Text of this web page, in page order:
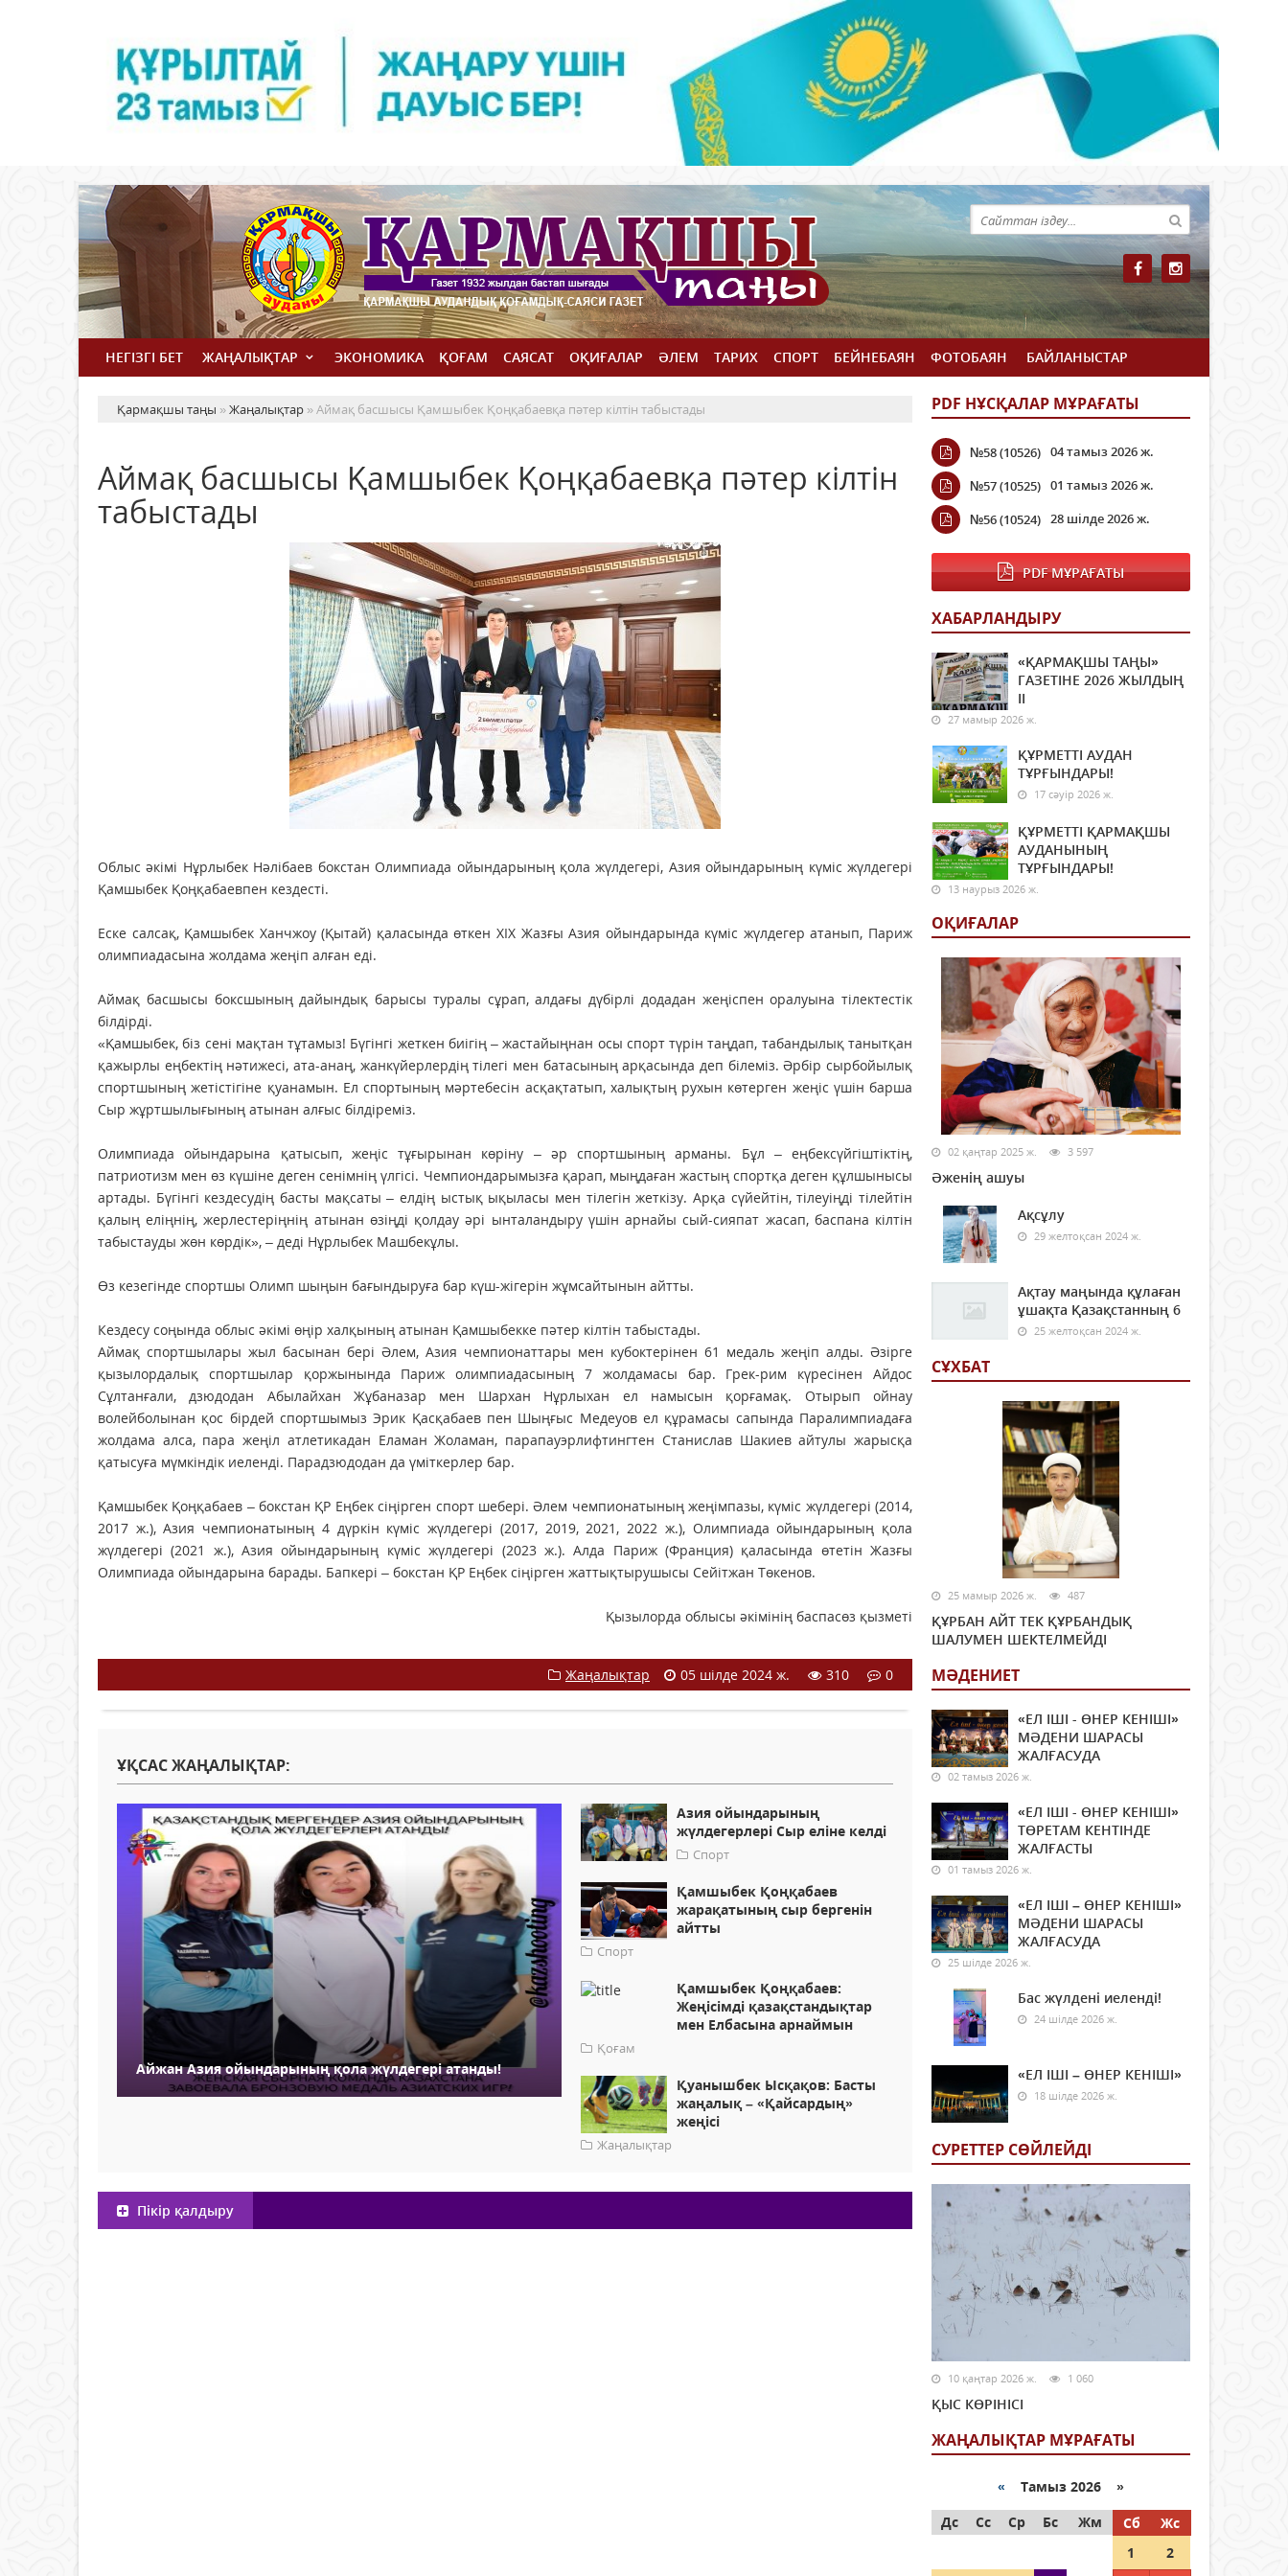
НЕГІЗГІ БЕТ ЖАҢАЛЫҚТАР ЭКОНОМИКА ҚОҒАМ САЯСАТ ОҚИҒАЛАР ӘЛЕМ ТАРИХ СПОРТ БЕЙНЕБАЯН ФОТОБАЯН БАЙЛАНЫСТАР
Қармақшы таңы »Жаңалықтар » Аймақ басшысы Қамшыбек Қоңқабаевқа пәтер кілтін табыстады
Аймақ басшысы Қамшыбек Қоңқабаевқа пәтер кілтін
табыстады
Облыс әкімі Нұрлыбек Нәлібаев бокстан Олимпиада ойындарының қола жүлдегері, Азия ойындарының күміс жүлдегері
Қамшыбек Қоңқабаевпен кездесті.
Еске салсақ, Қамшыбек Ханчжоу (Қытай) қаласында өткен ХІХ Жазғы Азия ойындарында күміс жүлдегер атанып, Париж
олимпиадасына жолдама жеңіп алған еді.
Аймақ басшысы боксшының дайындық барысы туралы сұрап, алдағы дүбірлі додадан жеңіспен оралуына тілектестік
білдірді.
«Қамшыбек, біз сені мақтан тұтамыз! Бүгінгі жеткен биігің – жастайыңнан осы спорт түрін таңдап, табандылық танытқан
қажырлы еңбектің нәтижесі, ата-анаң, жанкүйерлердің тілегі мен батасының арқасында деп білеміз. Әрбір сырбойылық
спортшының жетістігіне қуанамын. Ел спортының мәртебесін асқақтатып, халықтың рухын көтерген жеңіс үшін барша
Сыр жұртшылығының атынан алғыс білдіреміз.
Олимпиада ойындарына қатысып, жеңіс тұғырынан көріну – әр спортшының арманы. Бұл – еңбексүйгіштіктің,
патриотизм мен өз күшіне деген сенімнің үлгісі. Чемпиондарымызға қарап, мыңдаған жастың спортқа деген құлшынысы
артады. Бүгінгі кездесудің басты мақсаты – елдің ыстық ықыласы мен тілегін жеткізу. Арқа сүйейтін, тілеуіңді тілейтін
қалың еліңнің, жерлестеріңнің атынан өзіңді қолдау әрі ынталандыру үшін арнайы сый-сияпат жасап, баспана кілтін
табыстауды жөн көрдік», – деді Нұрлыбек Машбекұлы.
Өз кезегінде спортшы Олимп шыңын бағындыруға бар күш-жігерін жұмсайтынын айтты.
Кездесу соңында облыс әкімі өңір халқының атынан Қамшыбекке пәтер кілтін табыстады.
Аймақ спортшылары жыл басынан бері Әлем, Азия чемпионаттары мен кубоктерінен 61 медаль жеңіп алды. Әзірге
қызылордалық спортшылар қоржынында Париж олимпиадасының 7 жолдамасы бар. Грек-рим күресінен Айдос
Сұлтанғали, дзюдодан Абылайхан Жұбаназар мен Шархан Нұрлыхан ел намысын қорғамақ. Отырып ойнау
волейболынан қос бірдей спортшымыз Эрик Қасқабаев пен Шыңғыс Медеуов ел құрамасы сапында Паралимпиадаға
жолдама алса, пара жеңіл атлетикадан Еламан Жоламан, парапауэрлифтингтен Станислав Шакиев айтулы жарысқа
қатысуға мүмкіндік иеленді. Парадзюдодан да үміткерлер бар.
Қамшыбек Қоңқабаев – бокстан ҚР Еңбек сіңірген спорт шебері. Әлем чемпионатының жеңімпазы, күміс жүлдегері (2014,
2017 ж.), Азия чемпионатының 4 дүркін күміс жүлдегері (2017, 2019, 2021, 2022 ж.), Олимпиада ойындарының қола
жүлдегері (2021 ж.), Азия ойындарының күміс жүлдегері (2023 ж.). Алда Париж (Франция) қаласында өтетін Жазғы
Олимпиада ойындарына барады. Бапкері – бокстан ҚР Еңбек сіңірген жаттықтырушысы Сейітжан Төкенов.
Қызылорда облысы әкімінің баспасөз қызметі
Жаңалықтар 05 шілде 2024 ж. 310 0
ҰҚСАС ЖАҢАЛЫҚТАР:
Айжан Азия ойындарының қола жүлдегері атанды!
Азия ойындарының
жүлдегерлері Сыр еліне келді
Спорт
Қамшыбек Қоңқабаев
жарақатының сыр бергенін
айтты
Спорт
Қамшыбек Қоңқабаев:
Жеңісімді қазақстандықтар
мен Елбасына арнаймын
Қоғам
Қуанышбек Ысқақов: Басты
жаңалық – «Қайсардың»
жеңісі
Жаңалықтар
Пікір қалдыру
PDF НҰСҚАЛАР МҰРАҒАТЫ
№58 (10526) 04 тамыз 2026 ж.
№57 (10525) 01 тамыз 2026 ж.
№56 (10524) 28 шілде 2026 ж.
PDF МҰРАҒАТЫ
ХАБАРЛАНДЫРУ
«ҚАРМАҚШЫ ТАҢЫ»
ГАЗЕТІНЕ 2026 ЖЫЛДЫҢ
ІI
27 мамыр 2026 ж.
ҚҰРМЕТТІ АУДАН
ТҰРҒЫНДАРЫ!
17 сәуір 2026 ж.
ҚҰРМЕТТІ ҚАРМАҚШЫ
АУДАНЫНЫҢ
ТҰРҒЫНДАРЫ!
13 наурыз 2026 ж.
ОҚИҒАЛАР
02 қаңтар 2025 ж. 3 597
Әженің ашуы
Ақсұлу
29 желтоқсан 2024 ж.
Ақтау маңында құлаған
ұшақта Қазақстанның 6
25 желтоқсан 2024 ж.
СҰХБАТ
25 мамыр 2026 ж. 487
ҚҰРБАН АЙТ ТЕК ҚҰРБАНДЫҚ
ШАЛУМЕН ШЕКТЕЛМЕЙДІ
МӘДЕНИЕТ
«ЕЛ ІШІ - ӨНЕР КЕНІШІ»
МӘДЕНИ ШАРАСЫ
ЖАЛҒАСУДА
02 тамыз 2026 ж.
«ЕЛ ІШІ - ӨНЕР КЕНІШІ»
ТӨРЕТАМ КЕНТІНДЕ
ЖАЛҒАСТЫ
01 тамыз 2026 ж.
«ЕЛ ІШІ – ӨНЕР КЕНІШІ»
МӘДЕНИ ШАРАСЫ
ЖАЛҒАСУДА
25 шілде 2026 ж.
Бас жүлдені иеленді!
24 шілде 2026 ж.
«ЕЛ ІШІ – ӨНЕР КЕНІШІ»
18 шілде 2026 ж.
СУРЕТТЕР СӨЙЛЕЙДI
10 қаңтар 2026 ж. 1 060
ҚЫС КӨРІНІСІ
ЖАҢАЛЫҚТАР МҰРАҒАТЫ
« Тамыз 2026 »
Дс
Сс Ср Бс Жм Сб
Жс
1
2